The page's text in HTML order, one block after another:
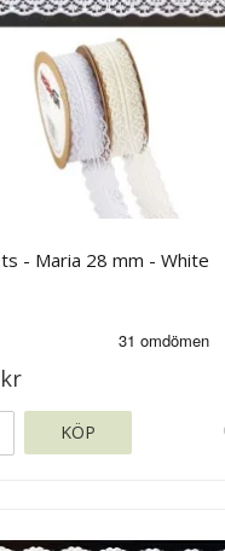
- Maria 28 mm - White
KÖP